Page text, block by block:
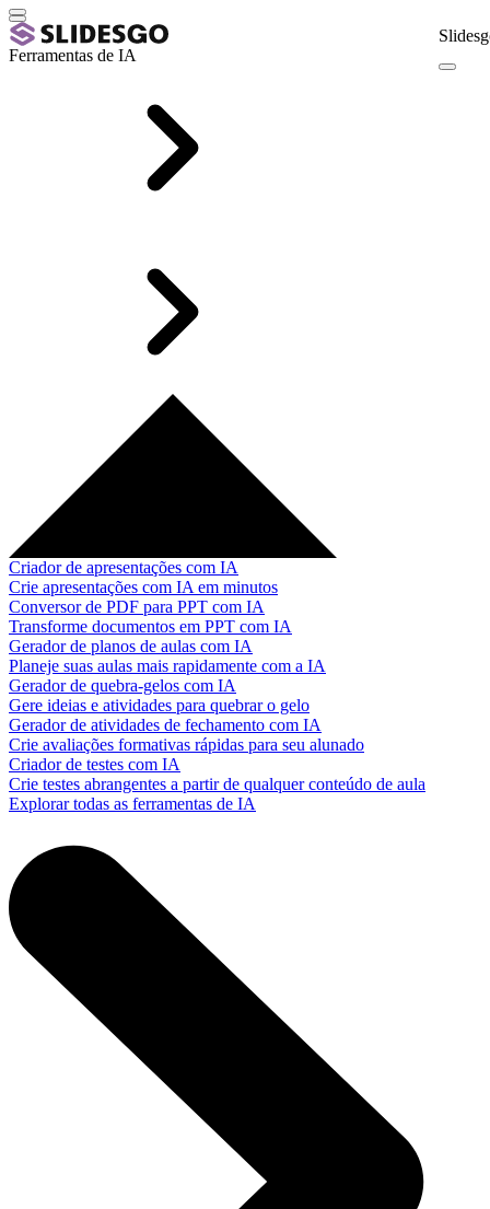
Ferramentas de IA
Criador de apresentações com IA
Crie apresentações com IA em minutos
Conversor de PDF para PPT com IA
Transforme documentos em PPT com IA
Gerador de planos de aulas com IA
Planeje suas aulas mais rapidamente com a IA
Gerador de quebra-gelos com IA
Gere ideias e atividades para quebrar o gelo
Gerador de atividades de fechamento com IA
Crie avaliações formativas rápidas para seu alunado
Criador de testes com IA
Crie testes abrangentes a partir de qualquer conteúdo de aula
Explorar todas as ferramentas de IA